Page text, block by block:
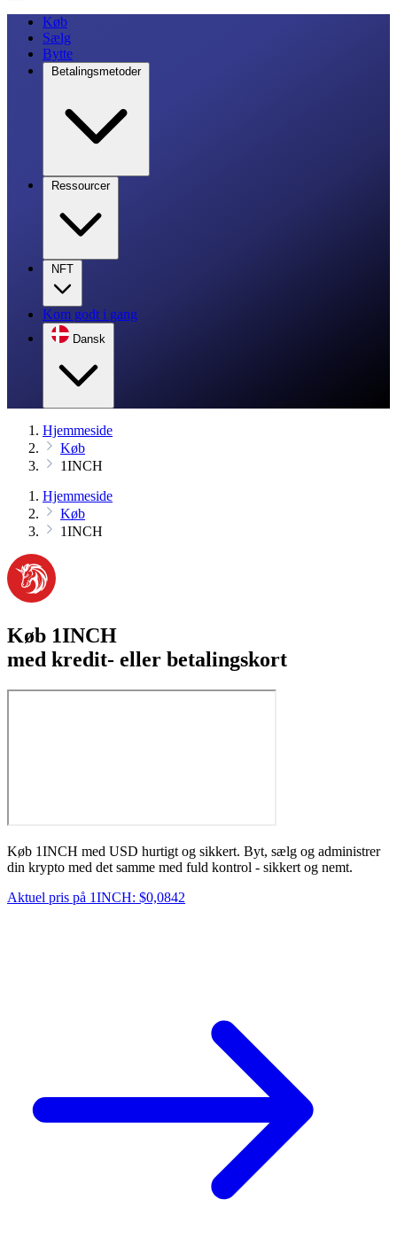
Køb
Sælg
Bytte
Betalingsmetoder
Ressourcer
NFT
Kom godt i gang
Dansk
Hjemmeside
Køb
1INCH
Hjemmeside
Køb
1INCH
Køb 1INCH
med kredit- eller betalingskort
Køb 1INCH med USD hurtigt og sikkert. Byt, sælg og administrer
din krypto med det samme med fuld kontrol - sikkert og nemt.
Aktuel pris på 1INCH: $0,0842